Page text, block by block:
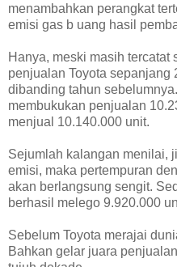
menambahkan perangkat
emisi gas b uang hasil
Hanya, meski masih tercatat
penjualan Toyota sepanjang
dibanding tahun
membukukan penjualan
menjual 10.140.000 unit.
Sejumlah kalangan menilai,
emisi, maka pertempuran
akan berlangsung sengit.
berhasil melego 9.920.000
Sebelum Toyota merajai
Bahkan gelar juara